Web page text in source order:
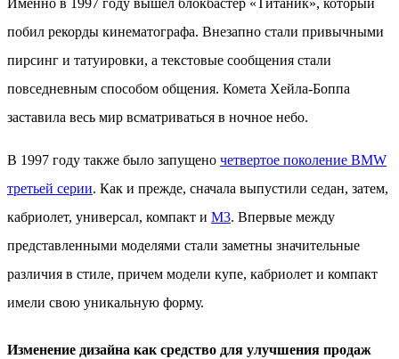
Именно в 1997 году вышел блокбастер «Титаник», который
побил рекорды кинематографа. Внезапно стали привычными
пирсинг и татуировки, а текстовые сообщения стали
повседневным способом общения. Комета Хейла-Боппа
заставила весь мир всматриваться в ночное небо.
В 1997 году также было запущено четвертое поколение BMW
третьей серии. Как и прежде, сначала выпустили седан, затем,
кабриолет, универсал, компакт и M3. Впервые между
представленными моделями стали заметны значительные
различия в стиле, причем модели купе, кабриолет и компакт
имели свою уникальную форму.
Изменение дизайна как средство для улучшения продаж